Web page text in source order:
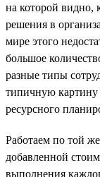
на которой видно,
решения в
мире этого
большое
разные типы
типичную картину
ресурсного
Работаем по той
добавленной
выполнения